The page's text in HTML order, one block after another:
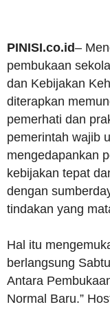
PINISI.co.id–
pembukaan
dan Kebijakan
diterapkan
pemerhati dan
pemerintah wajib
mengedapankan
kebijakan tepat
dengan
tindakan yang
Hal itu
berlangsung
Antara
Normal Baru.”